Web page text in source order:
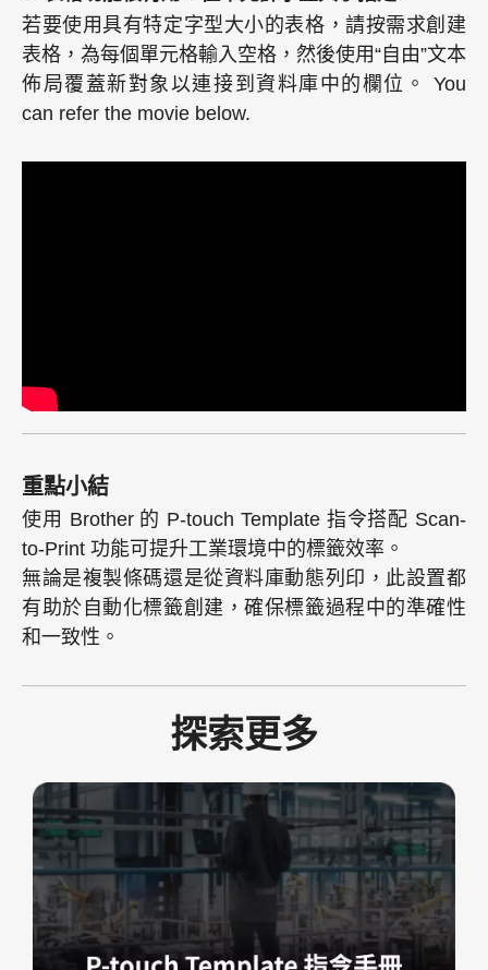
若要使用具有特定字型大小的表格，請按需求創建
表格，為每個單元格輸入空格，然後使用“自由”文本
佈局覆蓋新對象以連接到資料庫中的欄位。 You
can refer the movie below.
重點小結
使用 Brother 的 P-touch Template 指令搭配 Scan-
to-Print 功能可提升工業環境中的標籤效率。
無論是複製條碼還是從資料庫動態列印，此設置都
有助於自動化標籤創建，確保標籤過程中的準確性
和一致性。
探索更多